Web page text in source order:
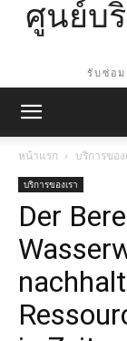
ศูนย์บ
รับซ่อม
หน้าแรก บริการของ
บริการของเรา
Der